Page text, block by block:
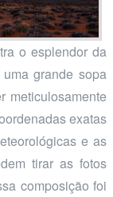
o esplendor da
grande sopa
meticulosamente
exatas
e as
tirar as fotos
composição foi